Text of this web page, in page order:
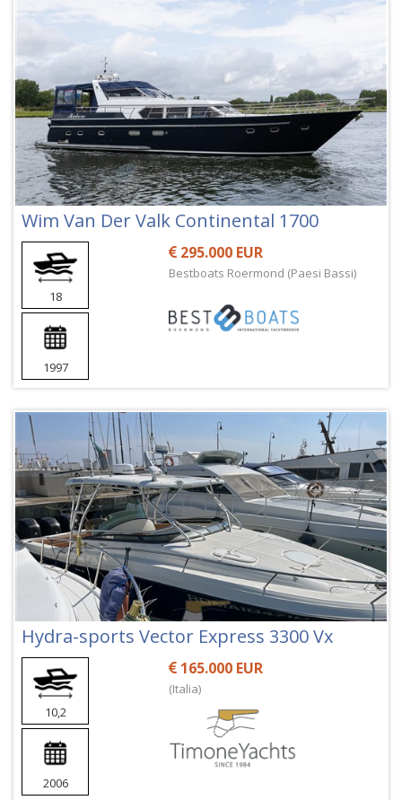
Wim Van Der Valk Continental 1700
18
1997
295.000 EUR
Bestboats Roermond (Paesi Bassi)
Hydra-sports Vector Express 3300 Vx
10,2
2006
165.000 EUR
(Italia)